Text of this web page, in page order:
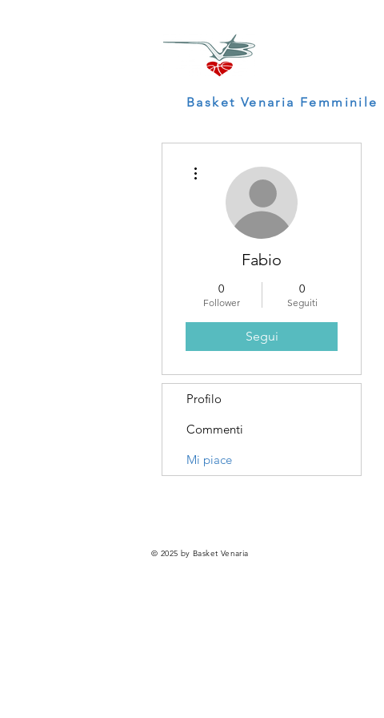
Basket Venaria Femminile
Fabio
0
Follower
0
Seguiti
Segui
Profilo
Commenti
Mi piace
© 2025 by Basket Venaria